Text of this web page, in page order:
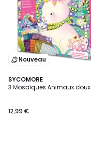
Nouveau
SYCOMORE
3 Mosaïques Animaux doux
12,99 €